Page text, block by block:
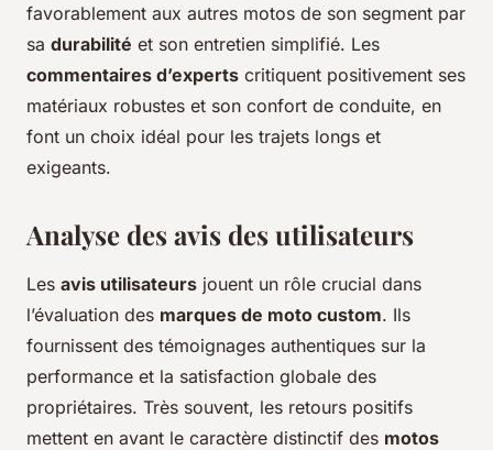
favorablement aux autres motos de son segment par
sa durabilité et son entretien simplifié. Les
commentaires d’experts critiquent positivement ses
matériaux robustes et son confort de conduite, en
font un choix idéal pour les trajets longs et
exigeants.
Analyse des avis des utilisateurs
Les avis utilisateurs jouent un rôle crucial dans
l’évaluation des marques de moto custom. Ils
fournissent des témoignages authentiques sur la
performance et la satisfaction globale des
propriétaires. Très souvent, les retours positifs
mettent en avant le caractère distinctif des motos